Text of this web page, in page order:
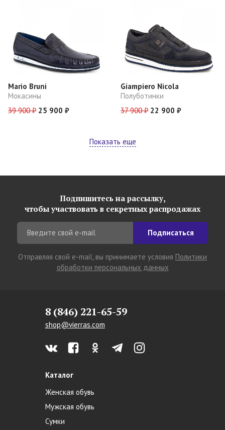
Mario Bruni
Мокасины
39 900 ₽ 25 900 ₽
Giampiero Nicola
Полуботинки
37 900 ₽ 22 900 ₽
Показать еще
Подпишитесь на рассылку,
чтобы участвовать в секретных распродажах
Подписаться
Отправляя свой e-mail, вы принимаете условия Политики
обработки персональных данных
8 (846) 221-65-59
shop@vierras.com
Каталог
Женская обувь
Мужская обувь
Сумки